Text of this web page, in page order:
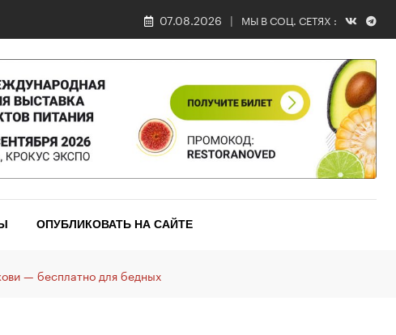
07.08.2026 МЫ В СОЦ. СЕТЯХ :
ОПУБЛИКОВАТЬ НА САЙТЕ
— бесплатно для бедных